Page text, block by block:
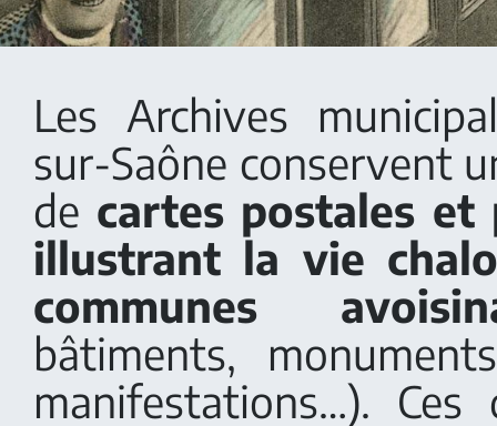
Les Archives
sur-Saône conservent
de cartes postales et
illustrant la vie
communes
bâtiments,
manifestations…).